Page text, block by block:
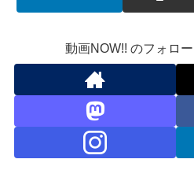
動画NOW!! のフォロ